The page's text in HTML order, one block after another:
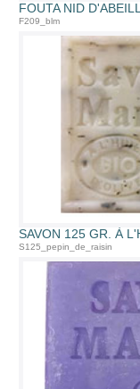
FOUTA NID
F209_blm
SAVON 125 GR. À
S125_pepin_de_raisin